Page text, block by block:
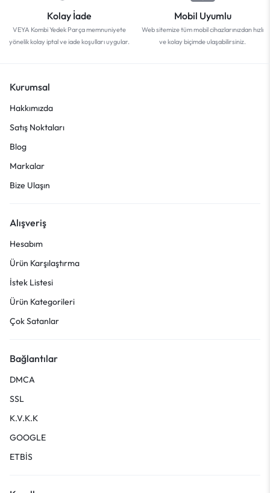
Kolay İade
VEYA Kombi Yedek Parça memnuniyete
yönelik kolay iptal ve iade koşulları uygular.
Mobil Uyumlu
Web sitemize tüm mobil cihazlarınızdan hızlı
ve kolay biçimde ulaşabilirsiniz.
Kurumsal
Hakkımızda
Satış Noktaları
Blog
Markalar
Bize Ulaşın
Alışveriş
Hesabım
Ürün Karşılaştırma
İstek Listesi
Ürün Kategorileri
Çok Satanlar
Bağlantılar
DMCA
SSL
K.V.K.K
GOOGLE
ETBİS